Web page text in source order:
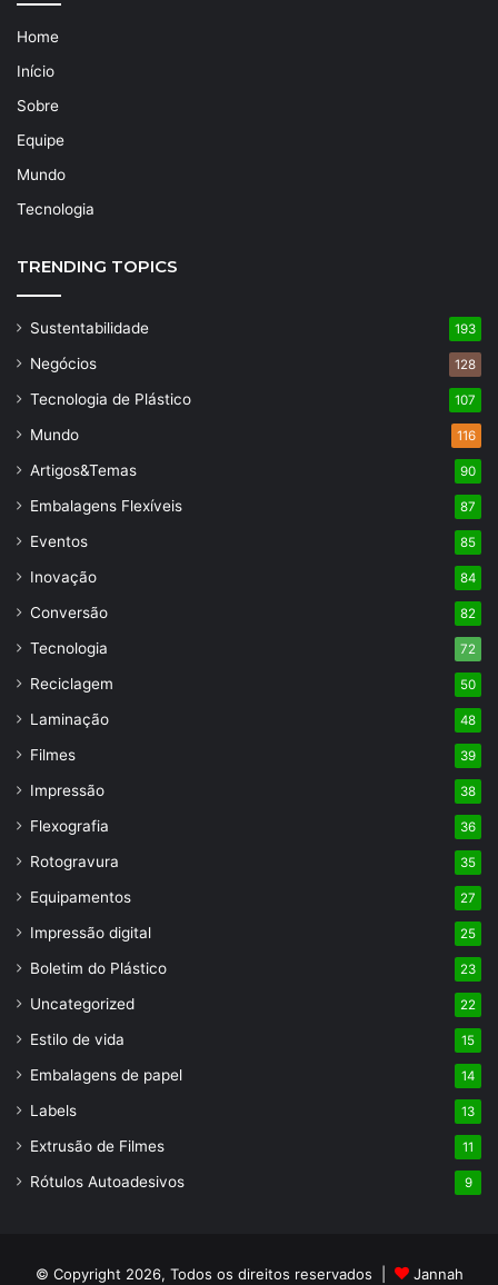
Home
Início
Sobre
Equipe
Mundo
Tecnologia
TRENDING TOPICS
Sustentabilidade 193
Negócios 128
Tecnologia de Plástico 107
Mundo 116
Artigos&Temas 90
Embalagens Flexíveis 87
Eventos 85
Inovação 84
Conversão 82
Tecnologia 72
Reciclagem 50
Laminação 48
Filmes 39
Impressão 38
Flexografia 36
Rotogravura 35
Equipamentos 27
Impressão digital 25
Boletim do Plástico 23
Uncategorized 22
Estilo de vida 15
Embalagens de papel 14
Labels 13
Extrusão de Filmes 11
Rótulos Autoadesivos 9
© Copyright 2026, Todos os direitos reservados | Jannah